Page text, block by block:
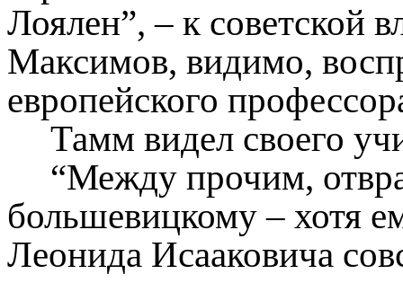
Лоялен”, – к советской
Максимов, видимо,
европейского
Тамм видел своего
“Между прочим,
большевицкому – хотя
Леонида Исааковича